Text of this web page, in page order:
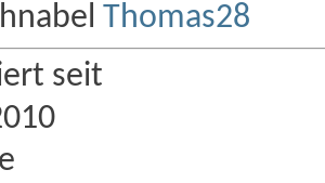
seit